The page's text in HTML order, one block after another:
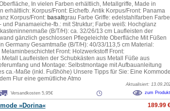
In vielen Farben erhältlich, Metallgriffe, Made in
erhältlich: Korpus/Front: Eichefb. Antik Korpus/Front: Panama
Korpus/Front: basaltgrau Farbe Griffe: edelstahlfarben Farbe
und Panamaeiche-fb.: mit Struktur; Farbe weiß: Hochglanz
(B/T/H): ca. 32/26/13 cm Laufleisten der
gänzlich geschlossen Pflegeleichte Oberfläche Mit Füßen
Germany Gesamtmaße (B/T/H): 40/33/113,5 cm Material:
Front: Holzwerkstoff Front:
Laufleisten der Schubkästen aus Metall Füße aus
und Montage: Selbstmontage mit Aufbauanleitung
ca.-Maße (inkl. Fußhöhe) Unsere Tipps für Sie: Eine Kommode
Flur eine gemütliche Atmo
Aktualisiert:
Versandkosten 5,95€ zum Produkt
»Dorina« 189.99